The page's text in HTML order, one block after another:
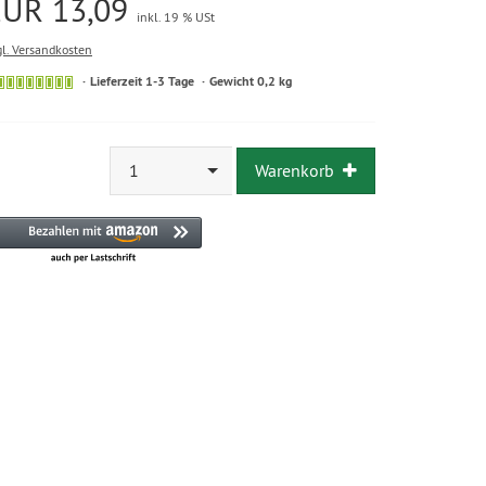
13,09
inkl. 19 % USt
Versandkosten
Lieferzeit 1-3 Tage Gewicht 0,2 kg
1 Warenkorb